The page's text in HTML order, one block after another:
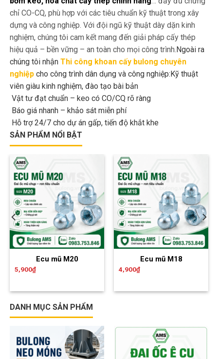
chỉ CO-CQ, phù hợp với các tiêu chuẩn kỹ thuật trong xây
dựng và công nghiệp. Với đội ngũ kỹ thuật dày dặn kinh
nghiệm, chúng tôi cam kết mang đến giải pháp cấy thép
hiệu quả – bền vững – an toàn cho mọi công trình.Ngoài ra
chúng tôi nhận Thi công khoan cấy bulong chuyên
nghiệpcho công trình dân dụng và công nghiệp:Kỹ thuật
viên giàu kinh nghiệm, đào tạo bài bản
Vật tư đạt chuẩn – keo có CO/CQ rõ ràng
Báo giá nhanh – khảo sát miễn phí
Hỗ trợ 24/7 cho dự án gấp, tiến độ khắt khe
SẢN PHẨM NỔI BẬT
Ecu mũ M16
4,500₫
Ecu mũ M14
3,900₫